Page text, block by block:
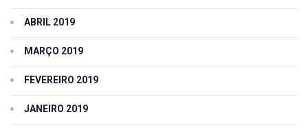
ABRIL 2019
MARÇO 2019
FEVEREIRO 2019
JANEIRO 2019